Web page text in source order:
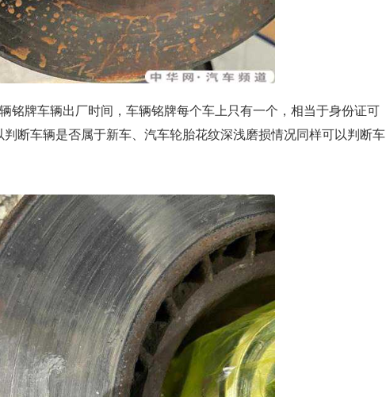
铭牌车辆出厂时间，车辆铭牌每个车上只有一个，相当于身份证可
断车辆是否属于新车、汽车轮胎花纹深浅磨损情况同样可以判断车